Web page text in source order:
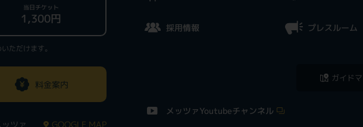
当日チケット
1,300円
ただけます。
料金案内
ツァ GOOGLE MAP
採用情報 プレスルーム
ガイド
メッツァYoutubeチャンネル